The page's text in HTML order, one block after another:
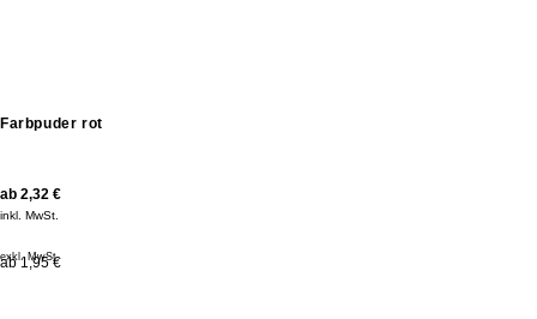
Farbpuder rot
ab 2,32 €
inkl. MwSt.
ab 1,95 €
exkl. MwSt.